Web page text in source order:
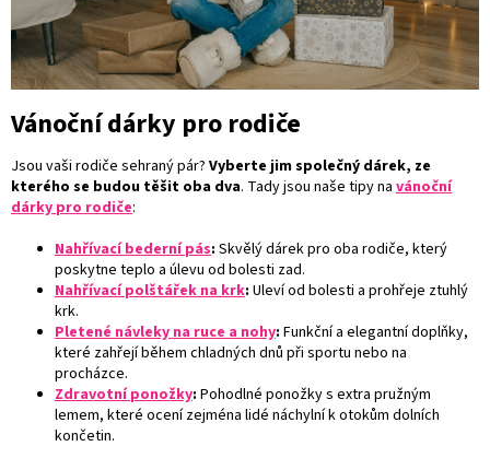
Vánoční dárky pro rodiče
Jsou vaši rodiče sehraný pár? Vyberte jim společný dárek, ze
kterého se budou těšit oba dva. Tady jsou naše tipy na vánoční
dárky pro rodiče:
Nahřívací bederní pás: Skvělý dárek pro oba rodiče, který
poskytne teplo a úlevu od bolesti zad.
Nahřívací polštářek na krk: Uleví od bolesti a prohřeje ztuhlý
krk.
Pletené návleky na ruce a nohy: Funkční a elegantní doplňky,
které zahřejí během chladných dnů při sportu nebo na
procházce.
Zdravotní ponožky: Pohodlné ponožky s extra pružným
lemem, které ocení zejména lidé náchylní k otokům dolních
končetin.